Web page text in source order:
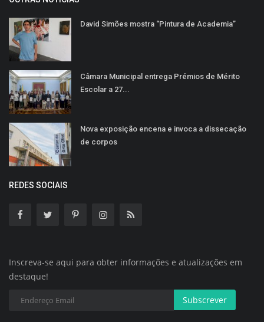
David Simões mostra “Pintura de Academia”
Câmara Municipal entrega Prémios de Mérito
Escolar a 27...
Nova exposição encena e invoca a dissecação
de corpos
REDES SOCIAIS
Inscreva-se aqui para obter informações e atualizações em
destaque!
Subscrever